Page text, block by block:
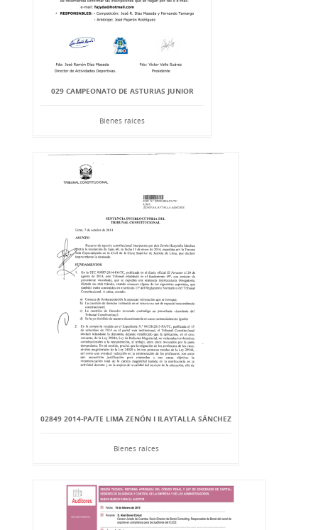
029 CAMPEONATO DE ASTURIAS JUNIOR
Bienes raíces
02849 2014-PA/TE LIMA ZENÓN I ILAYTALLA SÁNCHEZ
Bienes raíces